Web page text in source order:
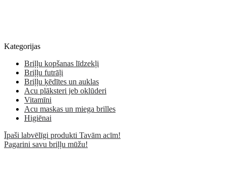
Kategorijas
Briļļu kopšanas līdzekļi
Briļļu futrāļi
Briļļu ķēdītes un auklas
Acu plāksteri jeb oklūderi
Vitamīni
Acu maskas un miega brilles
Higiēnai
Īpaši labvēlīgi produkti Tavām acīm!
Pagarini savu briļļu mūžu!